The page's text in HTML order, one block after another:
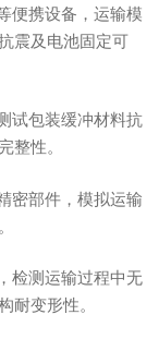
便携设备，运输模
震及电池固定可
试包装缓冲材料抗
整性。
密部件，模拟运输
检测运输过程中无
耐变形性。